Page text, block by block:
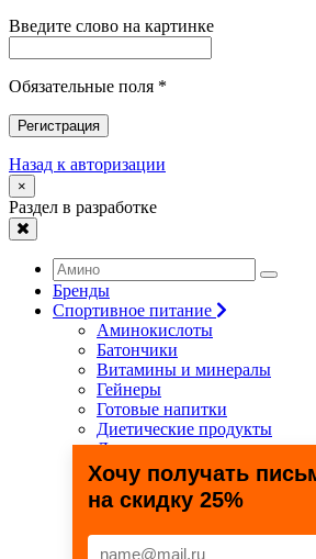
Введите слово на картинке
Обязательные поля *
Регистрация
Назад к авторизации
×
Раздел в разработке
Бренды
Спортивное питание
Аминокислоты
Батончики
Витамины и минералы
Гейнеры
Готовые напитки
Диетические продукты
Для связок и суставов
Жиросжигатели
Здоровье и долголетие
Креатин
Специальные препараты
Хочу получать
на скидку 25%